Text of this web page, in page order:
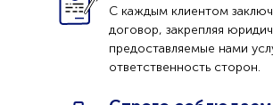
С каждым клиентом
договор, закрепляя
предоставляемые нами
ответственность сторон.